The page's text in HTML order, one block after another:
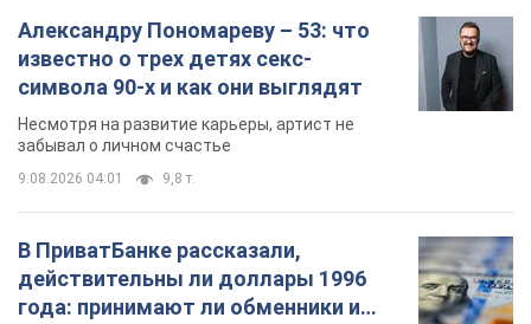
Александру Пономареву – 53: что
известно о трех детях секс-
символа 90-х и как они выглядят
Несмотря на развитие карьеры, артист не
забывал о личном счастье
9.08.2026 04:01 9,8 т.
В ПриватБанке рассказали,
действительны ли доллары 1996
года: принимают ли обменники и